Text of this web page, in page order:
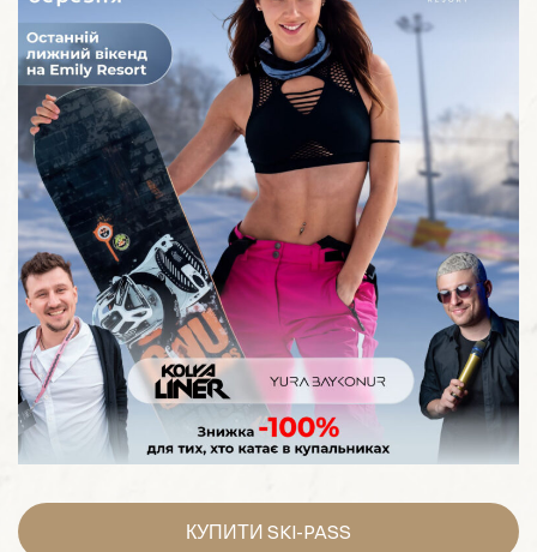
КУПИТИ SKI-PASS